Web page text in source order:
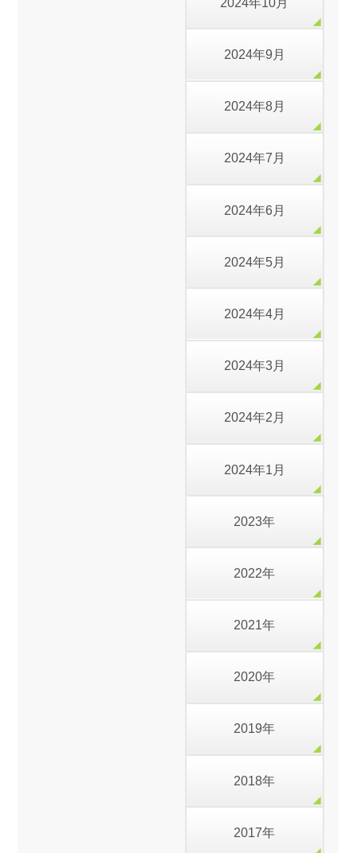
2024年9月
2024年8月
2024年7月
2024年6月
2024年5月
2024年4月
2024年3月
2024年2月
2024年1月
2023年
2022年
2021年
2020年
2019年
2018年
2017年